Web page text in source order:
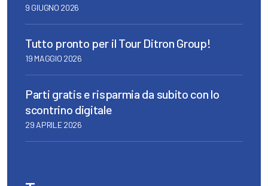
9 GIUGNO 2026
Tutto pronto per il Tour Ditron Group!
19 MAGGIO 2026
Parti gratis e risparmia da subito con lo
scontrino digitale
29 APRILE 2026